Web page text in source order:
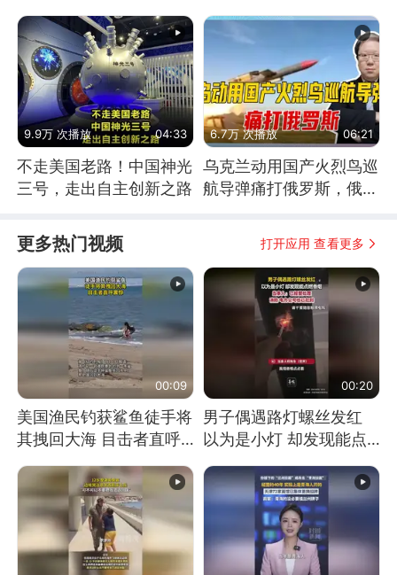
没人住，发生了啥
魔丸
9.9万 次播放 04:33
不走美国老路！中国神光
三号，走出自主创新之路
6.7万 次播放 06:21
乌克兰动用国产火烈鸟巡
航导弹痛打俄罗斯，俄军
更多热门视频 打开应用 查看更多
00:09
美国渔民钓获鲨鱼徒手将
其拽回大海 目击者直呼
消息）
00:20
男子偶遇路灯螺丝发红
以为是小灯 却发现能点
处理